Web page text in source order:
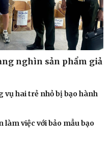
Sao Việt
nghìn sản phẩm giả
vụ hai trẻ nhỏ bị bạo hành
làm việc với bảo mẫu bạo